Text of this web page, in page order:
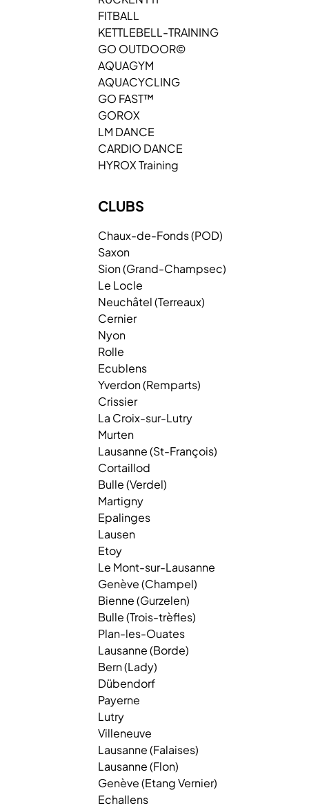
FITBALL
KETTLEBELL-TRAINING
GO OUTDOOR©
AQUAGYM
AQUACYCLING
GO FAST™
GOROX
LM DANCE
CARDIO DANCE
HYROX Training
CLUBS
Chaux-de-Fonds (POD)
Saxon
Sion (Grand-Champsec)
Le Locle
Neuchâtel (Terreaux)
Cernier
Nyon
Rolle
Ecublens
Yverdon (Remparts)
Crissier
La Croix-sur-Lutry
Murten
Lausanne (St-François)
Cortaillod
Bulle (Verdel)
Martigny
Epalinges
Lausen
Etoy
Le Mont-sur-Lausanne
Genève (Champel)
Bienne (Gurzelen)
Bulle (Trois-trèfles)
Plan-les-Ouates
Lausanne (Borde)
Bern (Lady)
Dübendorf
Payerne
Lutry
Villeneuve
Lausanne (Falaises)
Lausanne (Flon)
Genève (Etang Vernier)
Echallens